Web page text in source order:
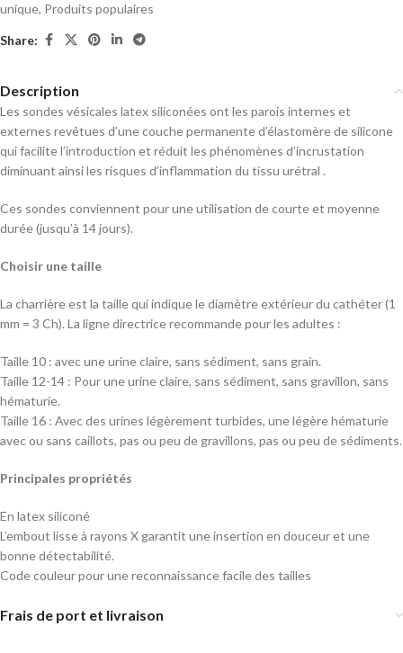
unique, Produits populaires
Share:
Description
Les sondes vésicales latex siliconées ont les parois internes et
externes revêtues d’une couche permanente d’élastomère de silicone
qui facilite l’introduction et réduit les phénomènes d’incrustation
diminuant ainsi les risques d’inflammation du tissu urétral .
Ces sondes conviennent pour une utilisation de courte et moyenne
durée (jusqu’à 14 jours).
Choisir une taille
La charrière est la taille qui indique le diamètre extérieur du cathéter (1
mm = 3 Ch). La ligne directrice recommande pour les adultes :
Taille 10 : avec une urine claire, sans sédiment, sans grain.
Taille 12-14 : Pour une urine claire, sans sédiment, sans gravillon, sans
hématurie.
Taille 16 : Avec des urines légèrement turbides, une légère hématurie
avec ou sans caillots, pas ou peu de gravillons, pas ou peu de sédiments.
Principales propriétés
En latex siliconé
L’embout lisse à rayons X garantit une insertion en douceur et une
bonne détectabilité.
Code couleur pour une reconnaissance facile des tailles
Frais de port et livraison